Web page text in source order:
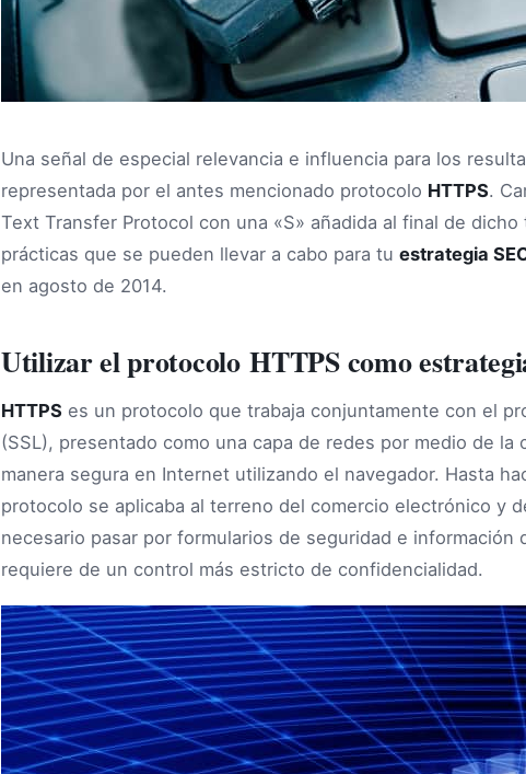
Una señal de especial relevancia e influencia para los
representada por el antes mencionado protocolo HTTPS.
Text Transfer Protocol con una «S» añadida al final de
prácticas que se pueden llevar a cabo para tu estrategia
en agosto de 2014.
Utilizar el protocolo HTTPS como
HTTPS es un protocolo que trabaja conjuntamente con el
(SSL), presentado como una capa de redes por medio de
manera segura en Internet utilizando el navegador. Hasta
protocolo se aplicaba al terreno del comercio electrónico y
necesario pasar por formularios de seguridad e información
requiere de un control más estricto de confidencialidad.